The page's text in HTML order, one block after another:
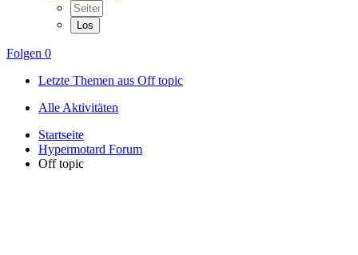
Folgen 0
Letzte Themen aus Off topic
Alle Aktivitäten
Startseite
Hypermotard Forum
Off topic